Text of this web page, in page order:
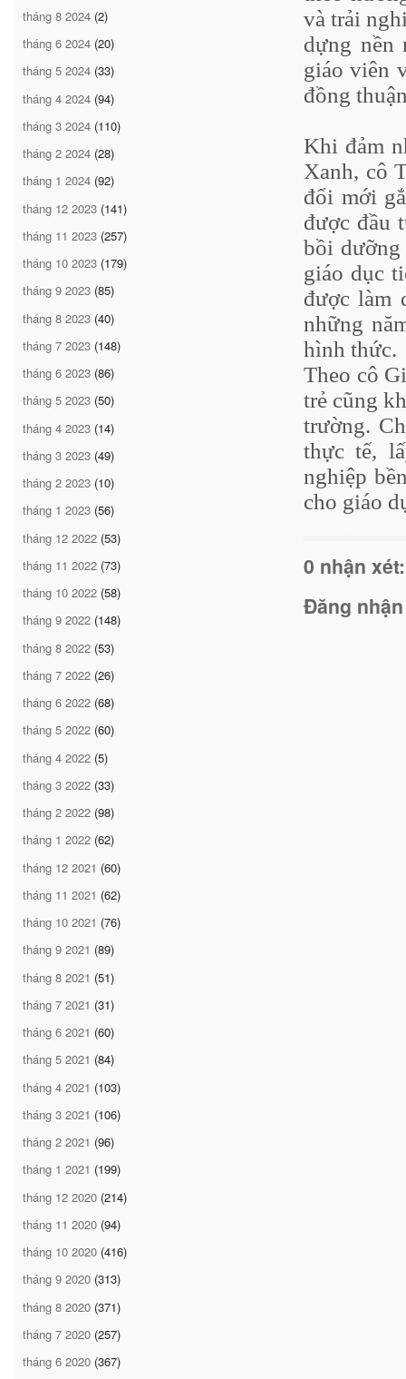
tháng 8 2024 (2)
tháng 6 2024 (20)
tháng 5 2024 (33)
tháng 4 2024 (94)
tháng 3 2024 (110)
tháng 2 2024 (28)
tháng 1 2024 (92)
tháng 12 2023 (141)
tháng 11 2023 (257)
tháng 10 2023 (179)
tháng 9 2023 (85)
tháng 8 2023 (40)
tháng 7 2023 (148)
tháng 6 2023 (86)
tháng 5 2023 (50)
tháng 4 2023 (14)
tháng 3 2023 (49)
tháng 2 2023 (10)
tháng 1 2023 (56)
tháng 12 2022 (53)
tháng 11 2022 (73)
tháng 10 2022 (58)
tháng 9 2022 (148)
tháng 8 2022 (53)
tháng 7 2022 (26)
tháng 6 2022 (68)
tháng 5 2022 (60)
tháng 4 2022 (5)
tháng 3 2022 (33)
tháng 2 2022 (98)
tháng 1 2022 (62)
tháng 12 2021 (60)
tháng 11 2021 (62)
tháng 10 2021 (76)
tháng 9 2021 (89)
tháng 8 2021 (51)
tháng 7 2021 (31)
tháng 6 2021 (60)
tháng 5 2021 (84)
tháng 4 2021 (103)
tháng 3 2021 (106)
tháng 2 2021 (96)
tháng 1 2021 (199)
tháng 12 2020 (214)
tháng 11 2020 (94)
tháng 10 2020 (416)
tháng 9 2020 (313)
tháng 8 2020 (371)
tháng 7 2020 (257)
tháng 6 2020 (367)
và trải
dựng nền
giáo viên
đồng
Khi đảm
Xanh, cô
đổi mới
được đầu
bồi dưỡng
giáo dục
được làm
những
hình thức.
Theo cô
trẻ cũng
trường.
thực tế,
nghiệp
cho giáo
0 nhận xét:
Đăng